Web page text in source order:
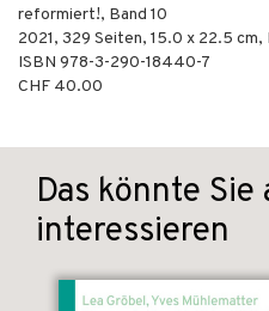
reformiert!, Band 10
2021, 329 Seiten, 15.0 x 22.5 cm,
ISBN 978-3-290-18440-7
CHF 40.00
Das könnte Sie
interessieren